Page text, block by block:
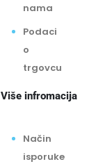
nama
Podaci
o
trgovcu
Više infromacija
Način
isporuke